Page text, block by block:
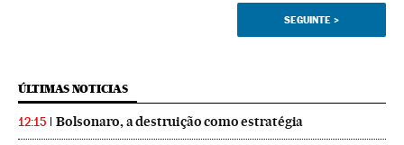
SEGUINTE >
ÚLTIMAS NOTICIAS
12:15 Bolsonaro, a destruição como estratégia